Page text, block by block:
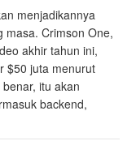
menjadikannya
masa. Crimson One,
akhir tahun ini,
$50 juta menurut
itu akan
backend,